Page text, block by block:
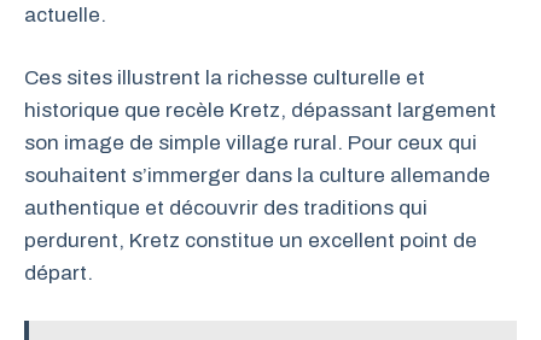
actuelle.
Ces sites illustrent la richesse culturelle et
historique que recèle Kretz, dépassant largement
son image de simple village rural. Pour ceux qui
souhaitent s’immerger dans la culture allemande
authentique et découvrir des traditions qui
perdurent, Kretz constitue un excellent point de
départ.